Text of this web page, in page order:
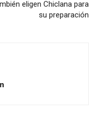
eligen Chiclana para
su preparación